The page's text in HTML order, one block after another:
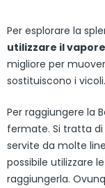
Per esplorare la
utilizzare il
migliore per
sostituiscono i vicoli.
Per raggiungere la
fermate. Si tratta di
servite da molte
possibile utilizzare le
raggiungerla.